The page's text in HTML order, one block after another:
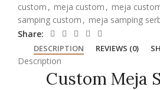
custom , meja custom , meja
samping custom , meja samping
Share:
DESCRIPTION REVIEWS (0)
Description
Custom Meja